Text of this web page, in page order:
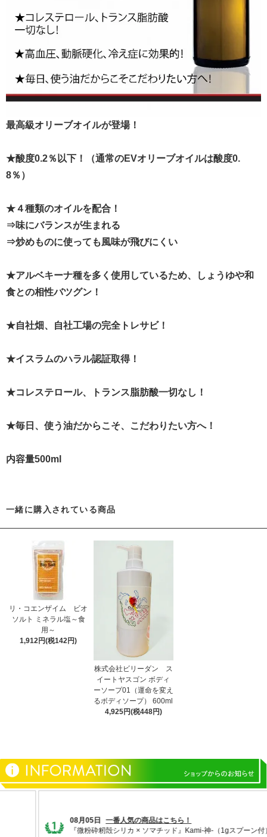
最高級オリーブオイルが登場！
★酸度0.2％以下！（通常のEVオリーブオイルは酸度0.
8％）
★４種類のオイルを配合！
⇒味にバランスが生まれる
⇒炒めものに使っても風味が飛びにくい
★アルベキーナ種を多く使用しているため、しょうゆや和
食との相性バツグン！
★自社畑、自社工場の完全トレサビ！
★イスラムのハラル認証取得！
★コレステロール、トランス脂肪酸一切なし！
★毎日、使う油だからこそ、こだわりたい方へ！
内容量500ml
一緒に購入されている商品
リ・コエンザイム ビオ
ソルト ミネラル塩～食
用～
1,912円(税142円)
株式会社ビリーダン ス
イートヤスゴン ボディ
ーソープ01（運命を変え
るボディソープ） 600ml
4,925円(税448円)